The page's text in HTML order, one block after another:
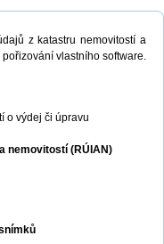
z katastru nemovitostí a
vlastního software.
o výdej či úpravu
nemovitostí (RÚIAN)